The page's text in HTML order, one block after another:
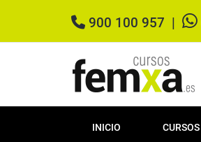
900 100 957
INICIO CURSOS